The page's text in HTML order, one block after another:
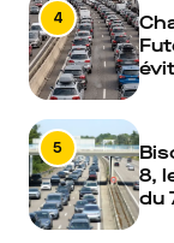
4
5
8,
du